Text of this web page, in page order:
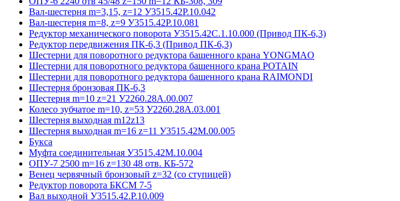
Вал-шестерня m=3,15, z=12 У3515.42Р.10.042
Вал-шестерня m=8, z=9 У3515.42Р.10.081
Редуктор механического поворота У3515.42С.1.10.000 (Привод ПК-6,3)
Редуктор передвижения ПК-6,3 (Привод ПК-6,3)
Шестерни для поворотного редуктора башенного крана YONGMAO
Шестерни для поворотного редуктора башенного крана POTAIN
Шестерни для поворотного редуктора башенного крана RAIMONDI
Шестерня бронзовая ПК-6,3
Шестерня m=10 z=21 У2260.28А.00.007
Колесо зубчатое m=10, z=53 У2260.28А.03.001
Шестерня выходная m12z13
Шестерня выходная m=16 z=11 У3515.42М.00.005
Букса
Муфта соединительная У3515.42М.10.004
ОПУ-7 2500 m=16 z=130 48 отв. КБ-572
Венец червячный бронзовый z=32 (со ступицей)
Редуктор поворота БКСМ 7-5
Вал выходной У3515.42.Р.10.009